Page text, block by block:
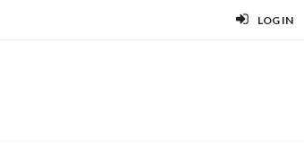
LOG IN